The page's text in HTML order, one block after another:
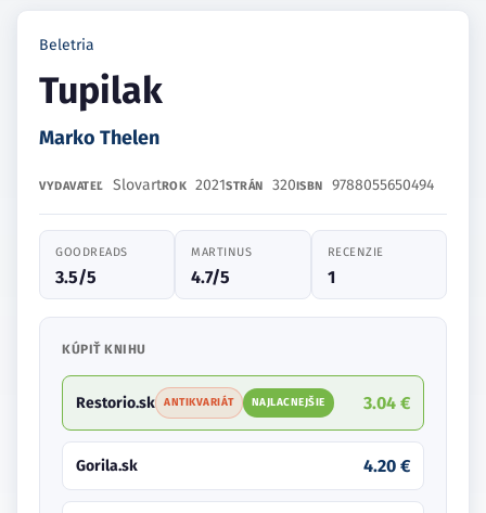
Beletria
Tupilak
Marko Thelen
VYDAVATEĽ SlovartROK 2021STRÁN 320ISBN 9788055650494
GOODREADS
3.5/5
MARTINUS
4.7/5
RECENZIE
1
KÚPIŤ KNIHU
Restorio.sk ANTIKVARIÁT NAJLACNEJŠIE 3.04 €
Gorila.sk 4.20 €